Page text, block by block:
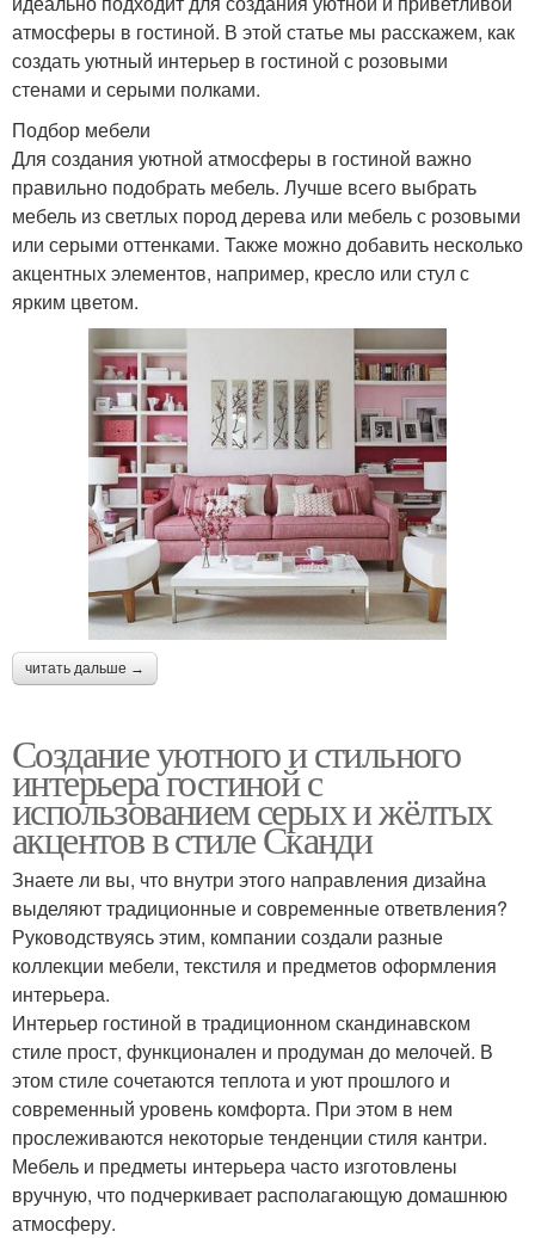
атмосферы в гостиной. В этой статье мы расскажем, как
создать уютный интерьер в гостиной с розовыми
стенами и серыми полками.
Подбор мебели
Для создания уютной атмосферы в гостиной важно
правильно подобрать мебель. Лучше всего выбрать
мебель из светлых пород дерева или мебель с розовыми
или серыми оттенками. Также можно добавить несколько
акцентных элементов, например, кресло или стул с
ярким цветом.
читать дальше →
Создание уютного и стильного
интерьера гостиной с
использованием серых и жёлтых
акцентов в стиле Сканди
Знаете ли вы, что внутри этого направления дизайна
выделяют традиционные и современные ответвления?
Руководствуясь этим, компании создали разные
коллекции мебели, текстиля и предметов оформления
интерьера.
Интерьер гостиной в традиционном скандинавском
стиле прост, функционален и продуман до мелочей. В
этом стиле сочетаются теплота и уют прошлого и
современный уровень комфорта. При этом в нем
прослеживаются некоторые тенденции стиля кантри.
Мебель и предметы интерьера часто изготовлены
вручную, что подчеркивает располагающую домашнюю
атмосферу.